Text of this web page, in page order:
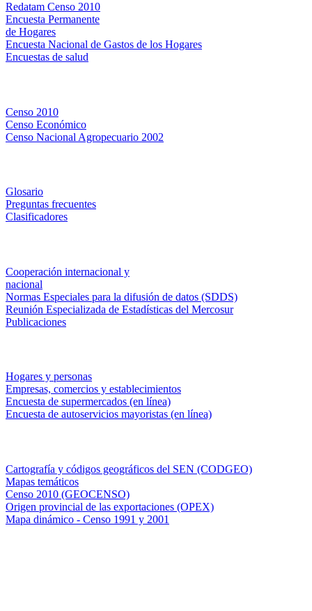
Redatam Censo 2010
Encuesta Permanente
de Hogares
Encuesta Nacional de Gastos de los Hogares
Encuestas de salud
Censo 2010
Censo Económico
Censo Nacional Agropecuario 2002
Glosario
Preguntas frecuentes
Clasificadores
Cooperación internacional y
nacional
Normas Especiales para la difusión de datos (SDDS)
Reunión Especializada de Estadísticas del Mercosur
Publicaciones
Hogares y personas
Empresas, comercios y establecimientos
Encuesta de supermercados (en línea)
Encuesta de autoservicios mayoristas (en línea)
Cartografía y códigos geográficos del SEN (CODGEO)
Mapas temáticos
Censo 2010 (GEOCENSO)
Origen provincial de las exportaciones (OPEX)
Mapa dinámico - Censo 1991 y 2001